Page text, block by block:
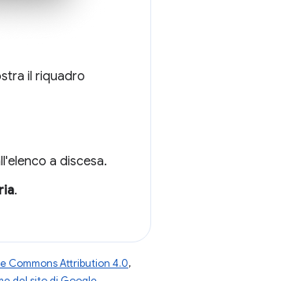
il riquadro
a discesa.
.
Commons Attribution 4.0,